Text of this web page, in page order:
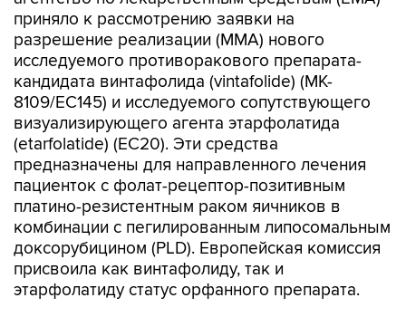
приняло к рассмотрению заявки на
разрешение реализации (MMA) нового
исследуемого противоракового препарата-
кандидата винтафолида (vintafolide) (MK-
8109/EC145) и исследуемого сопутствующего
визуализирующего агента этарфолатида
(etarfolatide) (EC20). Эти средства
предназначены для направленного лечения
пациенток с фолат-рецептор-позитивным
платино-резистентным раком яичников в
комбинации с пегилированным липосомальным
доксорубицином (PLD). Европейская комиссия
присвоила как винтафолиду, так и
этарфолатиду статус орфанного препарата.